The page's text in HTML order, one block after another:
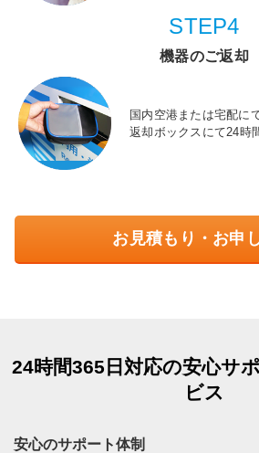
STEP4
機器のご返却
国内空港または宅配に
返却ボックスにて24時
お見積もり・お申
24時間365日対応の安心サ
ビス
安心のサポート体制